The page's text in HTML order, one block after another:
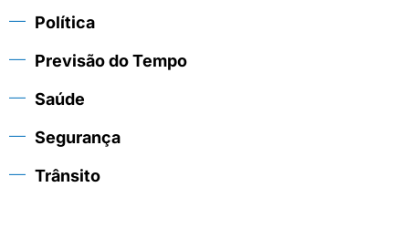
Política
Previsão do Tempo
Saúde
Segurança
Trânsito